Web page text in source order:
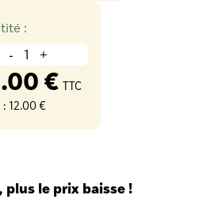
:
- +
€ TTC
: 12.00 €
le prix baisse !